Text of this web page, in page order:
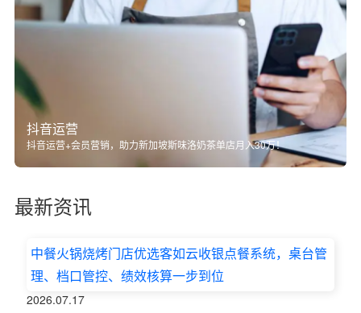
抖音运营
抖音运营+会员营销，助力新加坡斯味洛奶茶单店月入30万！
最新资讯
中餐火锅烧烤门店优选客如云收银点餐系统，桌台管
理、档口管控、绩效核算一步到位
2026.07.17